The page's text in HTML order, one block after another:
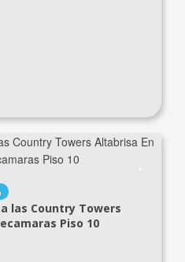
las Country Towers
Piso 10